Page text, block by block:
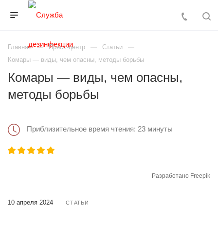
Главная Пресс-центр
Статьи
Комары — виды, чем опасны, методы борьбы
Комары — виды, чем опасны,
методы борьбы
Приблизительное время чтения: 23 минуты
Разработано Freepik
10 апреля 2024 СТАТЬИ